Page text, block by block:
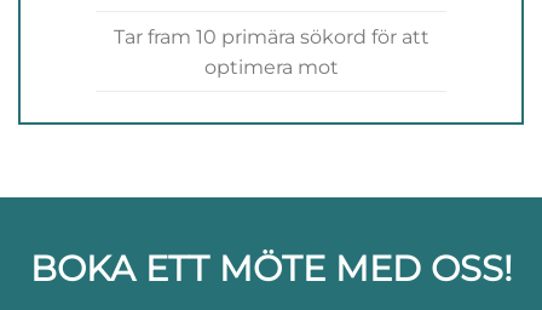
Tar fram 10 primära sökord för att
optimera mot
BOKA ETT MÖTE MED OSS!